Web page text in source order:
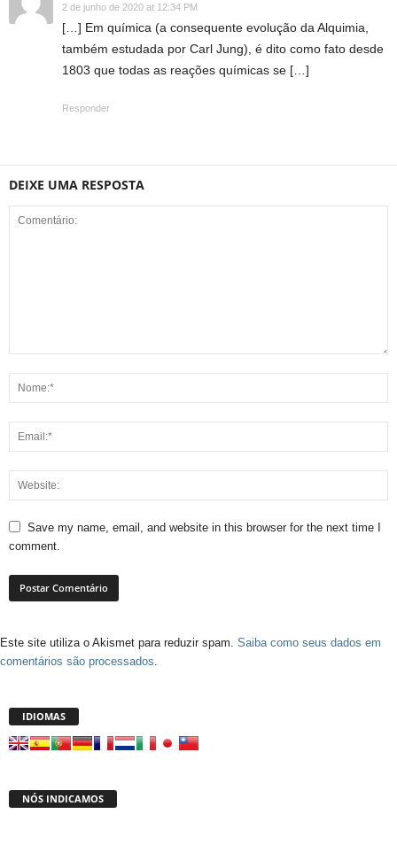
2 de junho de 2020 at 12:34 PM
[…] Em química (a consequente evolução da Alquimia,
também estudada por Carl Jung), é dito como fato desde
1803 que todas as reações químicas se […]
Responder
DEIXE UMA RESPOSTA
Save my name, email, and website in this browser for the next time I
comment.
Este site utiliza o Akismet para reduzir spam. Saiba como seus dados em
comentários são processados
IDIOMAS
NÓS INDICAMOS